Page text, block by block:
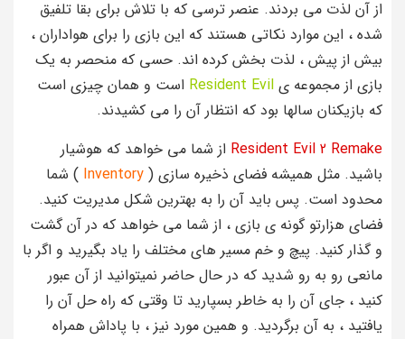
از آن لذت می بردند. عنصر ترسی که با تلاش برای بقا تلفیق
شده ، این موارد نکاتی هستند که این بازی را برای هواداران ،
بیش از پیش ، لذت بخش کرده اند. حسی که منحصر به یک
بازی از مجموعه ی Resident Evil است و همان چیزی است
که بازیکنان سالها بود که انتظار آن را می کشیدند.
Resident Evil 2 Remake از شما می خواهد که هوشیار
باشید. مثل همیشه فضای ذخیره سازی ( Inventory ) شما
محدود است. پس باید آن را به بهترین شکل مدیریت کنید.
فضای هزارتو گونه ی بازی ، از شما می خواهد که در آن گشت
و گذار کنید. پیچ و خم مسیر های مختلف را یاد بگیرید و اگر با
مانعی رو به رو شدید که در حال حاضر نمیتوانید از آن عبور
کنید ، جای آن را به خاطر بسپارید تا وقتی که راه حل آن را
یافتید ، به آن برگردید. و همین مورد نیز ، با پاداش همراه